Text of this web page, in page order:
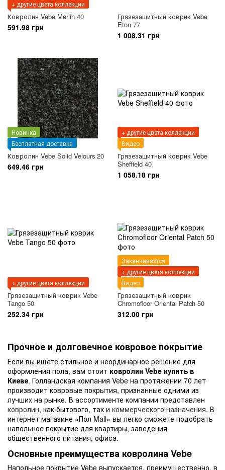
+ другие цвета коллекции
Ковролин Vebe Merlin 40
591.98 грн
Грязезащитный коврик Vebe
Eton 77
1 008.31 грн
Новинка
Бесплатная доставка
Ковролин Vebe Solid Velours 20
649.46 грн
+ другие цвета коллекции
Видео
Грязезащитный коврик Vebe
Sheffield 40
1 058.18 грн
+ другие цвета коллекции
Грязезащитный коврик Vebe
Tango 50
252.34 грн
Заканчивается
+ другие цвета коллекции
Видео
Грязезащитный коврик
Chromofloor Oriental Patch 50
312.00 грн
Прочное и долговечное ковровое покрытие
Если вы ищете стильное и неординарное решение для
оформления пола, вам стоит ковролин Vebe купить в
Киеве. Голландская компания Vebe на протяжении 70 лет
производит ковровые покрытия, признанные одними из
лучших на рынке. В ассортименте компании представлен
ковролин, как бытового, так и коммерческого назначения. В
интернет магазине «Пол Mall» вы легко сможете подобрать
напольное покрытие для квартиры, заведения
общественного питания, офиса.
Основные преимущества ковролина Vebe
Напольное покрытие Vebe выпускается, преимущественно, в